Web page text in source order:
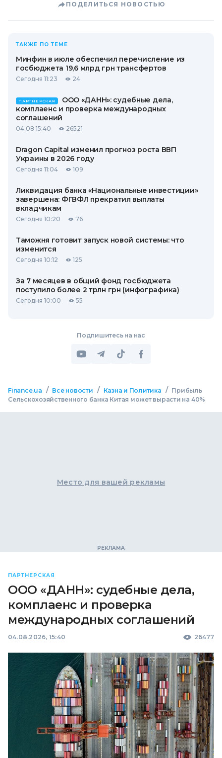
ПОДЕЛИТЬСЯ НОВОСТЬЮ
ТАКЖЕ ПО ТЕМЕ
Минфин в июле обеспечил перечисление из
госбюджета 19,6 млрд грн трансфертов
Сегодня 11:23 24
ПАРТНЕРСКАЯ
ООО «ДАНН»: судебные дела,
комплаенс и проверка международных
соглашений
04.08 15:40 26521
Dragon Capital изменил прогноз роста ВВП
Украины в 2026 году
Сегодня 11:04 109
Ликвидация банка «Национальные инвестиции»
завершена: ФГВФЛ прекратил выплаты
вкладчикам
Сегодня 10:20 76
Таможня готовит запуск новой системы: что
изменится
Сегодня 10:12 125
За 7 месяцев в общий фонд госбюджета
поступило более 2 трлн грн (инфографика)
Сегодня 10:00 55
Подпишитесь на нас
Finance.ua / Все новости / Казна и Политика / Прибыль
Сельскохозяйственного банка Китая может вырасти на 40%
Место для вашей рекламы
ПАРТНЕРСКАЯ
ООО «ДАНН»: судебные дела,
комплаенс и проверка
международных соглашений
04.08.2026, 15:40 26477